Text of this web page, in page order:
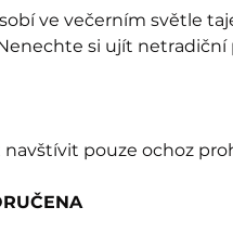
ve večerním světle
si ujít netradiční
pouze ochoz